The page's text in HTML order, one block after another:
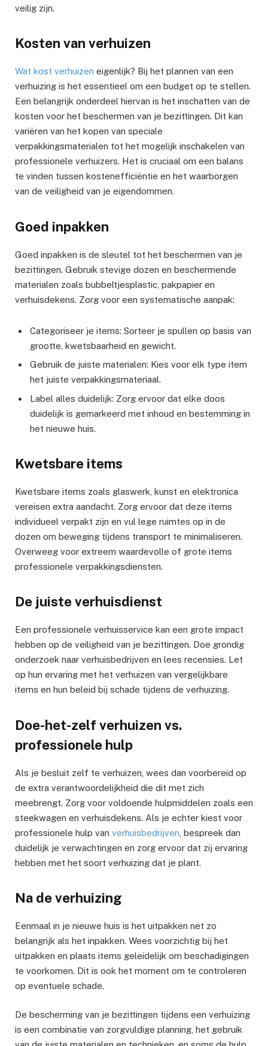
veilig zijn.
Kosten van verhuizen
Wat kost verhuizen eigenlijk? Bij het plannen van een
verhuizing is het essentieel om een budget op te stellen.
Een belangrijk onderdeel hiervan is het inschatten van de
kosten voor het beschermen van je bezittingen. Dit kan
variëren van het kopen van speciale
verpakkingsmaterialen tot het mogelijk inschakelen van
professionele verhuizers. Het is cruciaal om een balans
te vinden tussen kostenefficiëntie en het waarborgen
van de veiligheid van je eigendommen.
Goed inpakken
Goed inpakken is de sleutel tot het beschermen van je
bezittingen. Gebruik stevige dozen en beschermende
materialen zoals bubbeltjesplastic, pakpapier en
verhuisdekens. Zorg voor een systematische aanpak:
Categoriseer je items: Sorteer je spullen op basis van
grootte, kwetsbaarheid en gewicht.
Gebruik de juiste materialen: Kies voor elk type item
het juiste verpakkingsmateriaal.
Label alles duidelijk: Zorg ervoor dat elke doos
duidelijk is gemarkeerd met inhoud en bestemming in
het nieuwe huis.
Kwetsbare items
Kwetsbare items zoals glaswerk, kunst en elektronica
vereisen extra aandacht. Zorg ervoor dat deze items
individueel verpakt zijn en vul lege ruimtes op in de
dozen om beweging tijdens transport te minimaliseren.
Overweeg voor extreem waardevolle of grote items
professionele verpakkingsdiensten.
De juiste verhuisdienst
Een professionele verhuisservice kan een grote impact
hebben op de veiligheid van je bezittingen. Doe grondig
onderzoek naar verhuisbedrijven en lees recensies. Let
op hun ervaring met het verhuizen van vergelijkbare
items en hun beleid bij schade tijdens de verhuizing.
Doe-het-zelf verhuizen vs.
professionele hulp
Als je besluit zelf te verhuizen, wees dan voorbereid op
de extra verantwoordelijkheid die dit met zich
meebrengt. Zorg voor voldoende hulpmiddelen zoals een
steekwagen en verhuisdekens. Als je echter kiest voor
professionele hulp van verhuisbedrijven , bespreek dan
duidelijk je verwachtingen en zorg ervoor dat zij ervaring
hebben met het soort verhuizing dat je plant.
Na de verhuizing
Eenmaal in je nieuwe huis is het uitpakken net zo
belangrijk als het inpakken. Wees voorzichtig bij het
uitpakken en plaats items geleidelijk om beschadigingen
te voorkomen. Dit is ook het moment om te controleren
op eventuele schade.
De bescherming van je bezittingen tijdens een verhuizing
is een combinatie van zorgvuldige planning, het gebruik